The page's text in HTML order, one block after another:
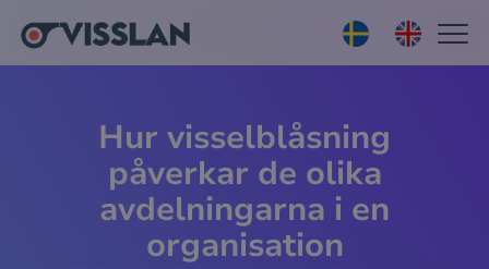
Hur visselblåsning
påverkar de olika
avdelningarna i en
organisation